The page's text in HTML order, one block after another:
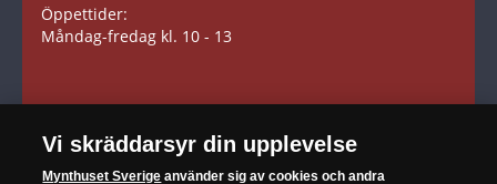
Retur
Öppettider:
Måndag-fredag kl. 10 - 13
SÄKER HANDEL
Vi skräddarsyr din upplevelse
Mynthuset Sverige använder sig av cookies och andra